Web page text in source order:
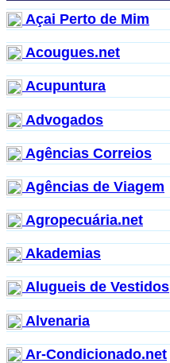
Açai Perto de Mim
Acougues.net
Acupuntura
Advogados
Agências Correios
Agências de Viagem
Agropecuária.net
Akademias
Alugueis de Vestidos
Alvenaria
Ar-Condicionado.net